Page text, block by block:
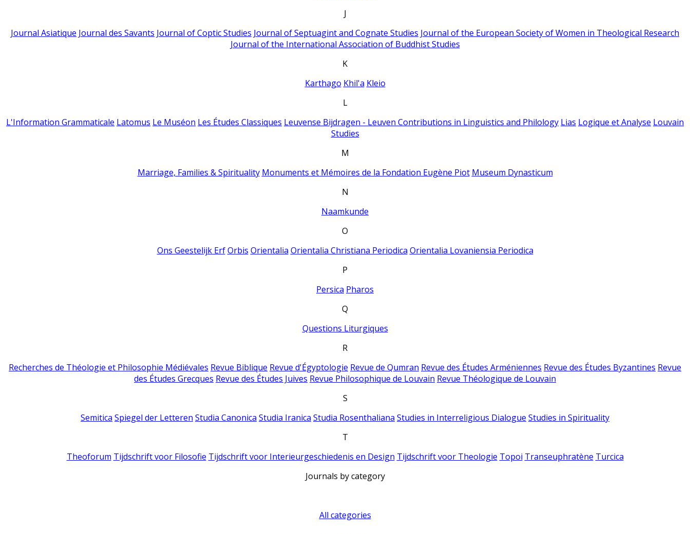
J
Journal Asiatique Journal des Savants Journal of Coptic Studies Journal of Septuagint and Cognate Studies Journal of the European Society of Women in Theological Research
Journal of the International Association of Buddhist Studies
K
Karthago Khil'a Kleio
L
L'Information Grammaticale Latomus Le Muséon Les Études Classiques Leuvense Bijdragen - Leuven Contributions in Linguistics and Philology Lias Logique et Analyse Louvain
Studies
M
Marriage, Families & Spirituality Monuments et Mémoires de la Fondation Eugène Piot Museum Dynasticum
N
Naamkunde
O
Ons Geestelijk Erf Orbis Orientalia Orientalia Christiana Periodica Orientalia Lovaniensia Periodica
P
Persica Pharos
Q
Questions Liturgiques
R
Recherches de Théologie et Philosophie Médiévales Revue Biblique Revue d'Égyptologie Revue de Qumran Revue des Études Arméniennes Revue des Études Byzantines Revue
des Études Grecques Revue des Études Juives Revue Philosophique de Louvain Revue Théologique de Louvain
S
Semitica Spiegel der Letteren Studia Canonica Studia Iranica Studia Rosenthaliana Studies in Interreligious Dialogue Studies in Spirituality
T
Theoforum Tijdschrift voor Filosofie Tijdschrift voor Interieurgeschiedenis en Design Tijdschrift voor Theologie Topoi Transeuphratène Turcica
Journals by category
All categories